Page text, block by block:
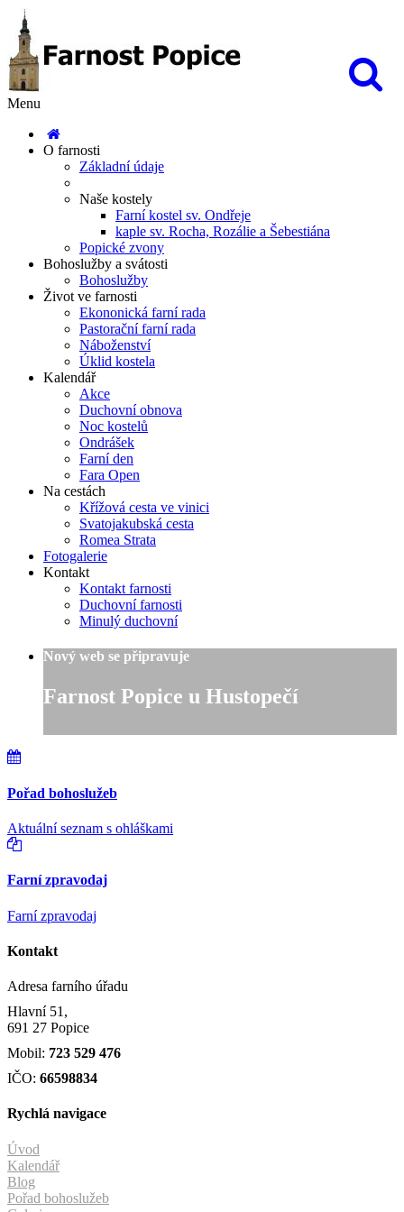
Menu
O farnosti
Základní údaje
Naše kostely
Farní kostel sv. Ondřeje
kaple sv. Rocha, Rozálie a Šebestiána
Popické zvony
Bohoslužby a svátosti
Bohoslužby
Život ve farnosti
Ekononická farní rada
Pastorační farní rada
Náboženství
Úklid kostela
Kalendář
Akce
Duchovní obnova
Noc kostelů
Ondrášek
Farní den
Fara Open
Na cestách
Křížová cesta ve vinici
Svatojakubská cesta
Romea Strata
Fotogalerie
Kontakt
Kontakt farnosti
Duchovní farnosti
Minulý duchovní
Nový web se připravuje
Farnost Popice u Hustopečí
Pořad bohoslužeb
Aktuální seznam s ohláškami
Farní zpravodaj
Farní zpravodaj
Kontakt
Adresa farního úřadu
Hlavní 51,
691 27 Popice
Mobil: 723 529 476
IČO: 66598834
Rychlá navigace
Úvod
Kalendář
Blog
Pořad bohoslužeb